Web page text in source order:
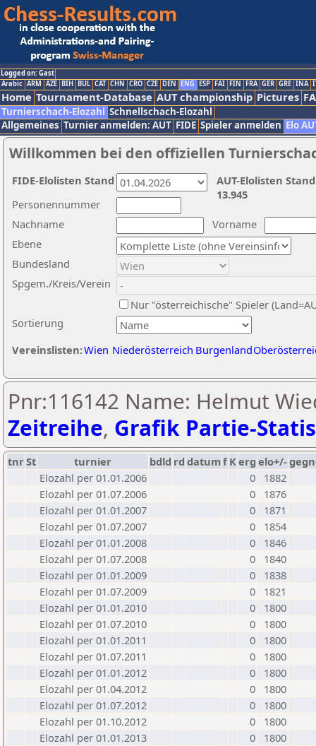
Logged on: Gast
Arabic ARM AZE BIH BUL CAT CHN CRO CZE DEN ENG ESP FAI FIN FRA GER GRE INA
Home Tournament-Database AUT championship Pictures
Turnierschach-Elozahl Schnellschach-Elozahl
Allgemeines Turnier anmelden: AUT FIDE Spieler anmelden Elo
Willkommen bei den offiziellen
Nachname
Vorname
Ebene
Sortierung
Personennummer
Bundesland
Spgem./Kreis/Verein
Nur "österreichische" Spieler
Vereinslisten:Wien Niederösterreich Burgenland
AUT-Elolisten
13.945
FIDE-Elolisten Stand
Pnr:116142 Name: Helmut
Zeitreihe, Grafik Partie-
tnrSt turnier bdld rd datumf Kerg elo+/-
Elozahl per 01.01.2006
0
1882
Elozahl per 01.07.2006
0
1876
Elozahl per 01.01.2007
0
1871
Elozahl per 01.07.2007
0
1854
Elozahl per 01.01.2008
0
1846
Elozahl per 01.07.2008
0
1840
Elozahl per 01.01.2009
0
1838
Elozahl per 01.07.2009
0
1821
Elozahl per 01.01.2010
0
1800
Elozahl per 01.07.2010
0
1800
Elozahl per 01.01.2011
0
1800
Elozahl per 01.07.2011
0
1800
Elozahl per 01.01.2012
0
1800
Elozahl per 01.04.2012
0
1800
Elozahl per 01.07.2012
0
1800
Elozahl per 01.10.2012
0
1800
Elozahl per 01.01.2013
0
1800